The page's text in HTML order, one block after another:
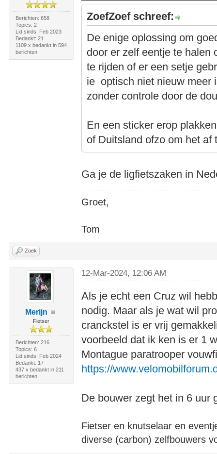
Berichten: 658
Topics: 2
Lid sinds: Feb 2023
Bedankt: 21
1109 x bedankt in 594
berichten
ZoefZoef schreef:
De enige oplossing om
door er zelf eentje te halen
te rijden of er een setje
ie optisch niet nieuw meer
zonder controle door de
En een sticker erop
of Duitsland ofzo om het
Ga je de ligfietszaken in
Groet,
Tom
Zoek
Merijn
Fietser
Berichten: 216
Topics: 6
Lid sinds: Feb 2024
Bedankt: 17
437 x bedankt in 211
berichten
12-Mar-2024, 12:06 AM
Als je echt een Cruz wil
nodig. Maar als je wat wil
cranckstel is er vrij
voorbeeld dat ik ken is er 1
Montague paratrooper
https://
De bouwer zegt het in 6 uur
Fietser en knutselaar en
diverse (carbon) zelfbouwers